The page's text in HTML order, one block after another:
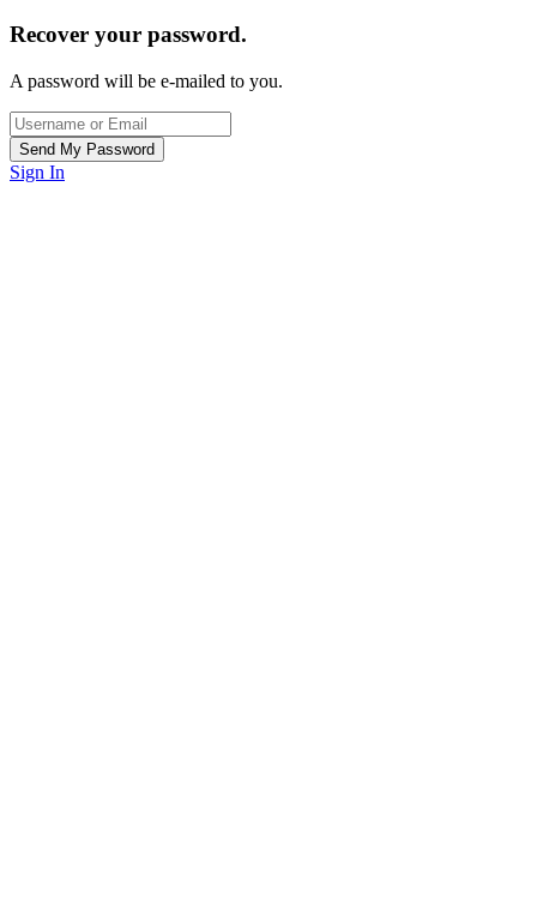
Recover your password.
A password will be e-mailed to you.
Sign In